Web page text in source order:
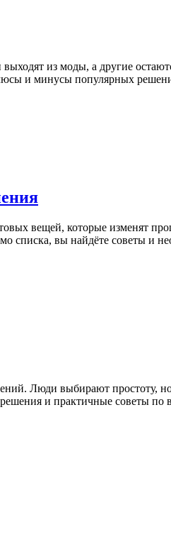
выходят из моды, а другие
и минусы популярных
вещей, которые изменят
списка, вы найдёте советы и
Люди выбирают простоту,
и практичные советы